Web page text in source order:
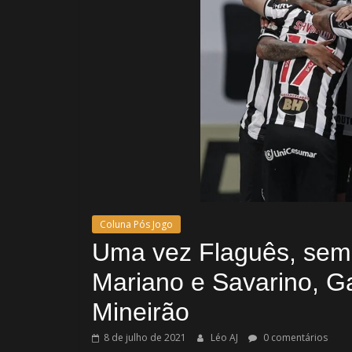
Coluna Pós Jogo
Uma vez Flaguês,
Mariano e Savarino,
Mineirão
8 de julho de 2021 Léo AJ 0 comentários